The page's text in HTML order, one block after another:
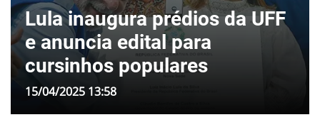
Lula inaugura prédios da UFF
e anuncia edital para
cursinhos populares
15/04/2025 13:58